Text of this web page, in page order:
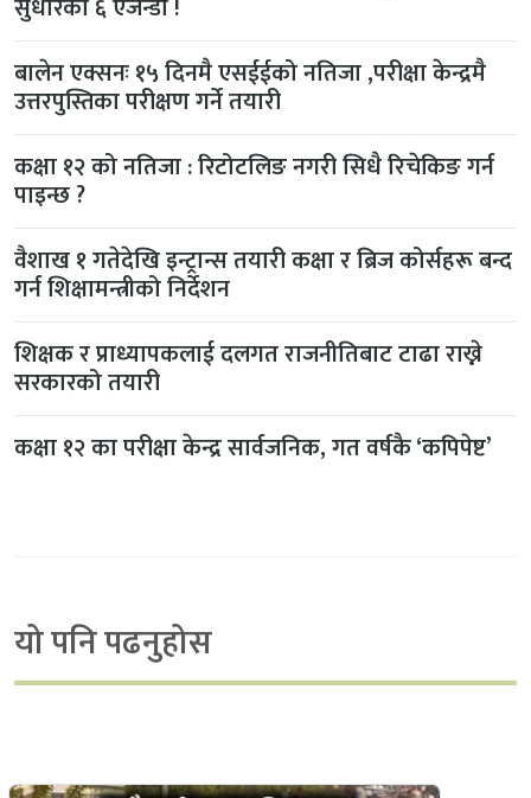
बालेन एक्सनः १५ दिनमै एसईईको नतिजा ,परीक्षा केन्द्रमै
उत्तरपुस्तिका परीक्षण गर्ने तयारी
कक्षा १२ को नतिजा : रिटोटलिङ नगरी सिधै रिचेकिङ गर्न
पाइन्छ ?
वैशाख १ गतेदेखि इन्ट्रान्स तयारी कक्षा र ब्रिज कोर्सहरू बन्द
गर्न शिक्षामन्त्रीको निर्देशन
शिक्षक र प्राध्यापकलाई दलगत राजनीतिबाट टाढा राख्ने
सरकारको तयारी
कक्षा १२ का परीक्षा केन्द्र सार्वजनिक, गत वर्षकै ‘कपिपेष्ट’
यो पनि पढनुहोस